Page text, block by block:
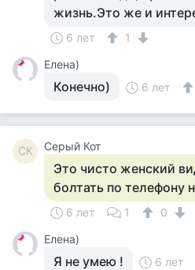
жизнь.Это же и
6 лет
1
Елена)
Конечно) 6 лет
СК Серый Кот
Это чисто женский
болтать по телефону
6 лет 1
0
Елена)
Я не умею ! 6 лет